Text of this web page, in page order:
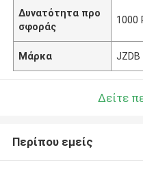
Δυνατότητα προ
σφοράς
1000
Μάρκα JZDB
Δείτε
Περίπου εμείς